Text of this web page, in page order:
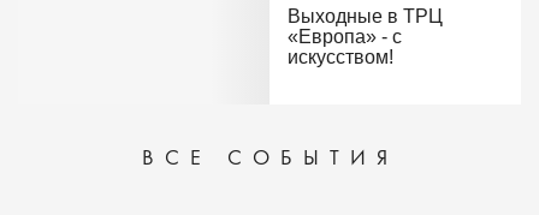
Выходные в ТРЦ
«Европа» - с
искусством!
ВСЕ СОБЫТИЯ